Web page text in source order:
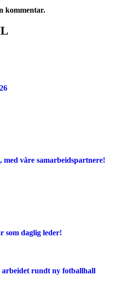
kommentar.
våre samarbeidspartnere!
som daglig leder!
rundt ny fotballhall